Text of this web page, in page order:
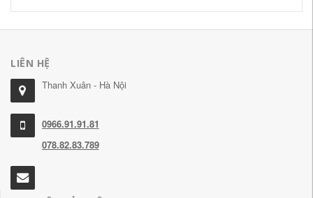
LIÊN HỆ
Thanh Xuân - Hà Nội
0966.91.91.81
078.82.83.789